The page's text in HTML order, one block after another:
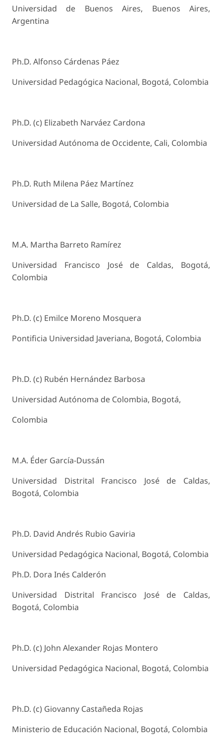
Universidad de Buenos Aires, Buenos Aires,
Argentina
Ph.D. Alfonso Cárdenas Páez
Universidad Pedagógica Nacional, Bogotá, Colombia
Ph.D. (c) Elizabeth Narváez Cardona
Universidad Autónoma de Occidente, Cali, Colombia
Ph.D. Ruth Milena Páez Martínez
Universidad de La Salle, Bogotá, Colombia
M.A. Martha Barreto Ramírez
Universidad Francisco José de Caldas, Bogotá,
Colombia
Ph.D. (c) Emilce Moreno Mosquera
Pontificia Universidad Javeriana, Bogotá, Colombia
Ph.D. (c) Rubén Hernández Barbosa
Universidad Autónoma de Colombia, Bogotá,
Colombia
M.A. Éder García-Dussán
Universidad Distrital Francisco José de Caldas,
Bogotá, Colombia
Ph.D. David Andrés Rubio Gaviria
Universidad Pedagógica Nacional, Bogotá, Colombia
Ph.D. Dora Inés Calderón
Universidad Distrital Francisco José de Caldas,
Bogotá, Colombia
Ph.D. (c) John Alexander Rojas Montero
Universidad Pedagógica Nacional, Bogotá, Colombia
Ph.D. (c) Giovanny Castañeda Rojas
Ministerio de Educación Nacional, Bogotá, Colombia